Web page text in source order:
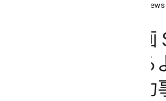
ABP
動
き
成